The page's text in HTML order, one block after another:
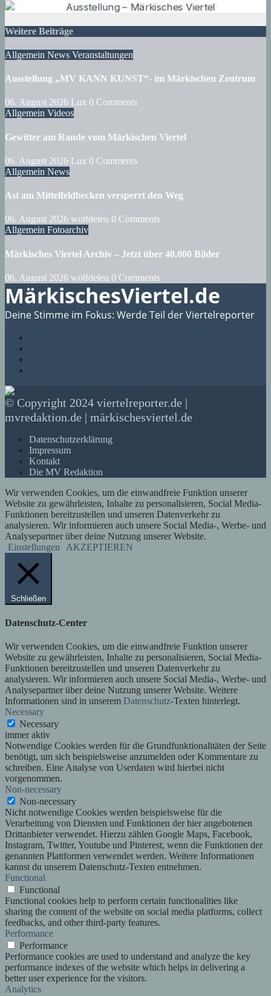
Weitere Beiträge
Allgemein News Veranstaltungen
Ausstellung „MV KANN KUNST“- im Märkischen Zentrum
06. August 2026 Lux 0 Comments
Allgemein Videos
Gewitter am Rande vom Märkischen Viertel
06. August 2026 Lux 0 Comments
Allgemein News
Ast am Mittelfeldbecken versperrt den Weg
06. August 2026 wolfdeleu 0 Comments
Allgemein Fotoarchiv
Märkisches Viertel Archiv – Jetzt über 40.000 Bilder
06. August 2026 wolfdeleu 0 Comments
MärkischesViertel.de
Deine Stimme im Fokus: Werde Teil der Viertelreporter
© Copyright 2024 viertelreporter.de |
mvredaktion.de | märkischesviertel.de
Datenschutzerklärung
Impressum
Kontakt
Die MV Redaktion
Wir verwenden Cookies, um die einwandfreie Funktion unserer
Website zu gewährleisten, Inhalte zu personalisieren, Social Media-
Funktionen bereitzustellen und unseren Datenverkehr zu
analysieren. Wir informieren auch unsere Social Media-, Werbe- und
Analysepartner über deine Nutzung unserer Website.
Einstellungen
AKZEPTIEREN
Schließen
Datenschutz-Center
Wir verwenden Cookies, um die einwandfreie Funktion unserer
Website zu gewährleisten, Inhalte zu personalisieren, Social Media-
Funktionen bereitzustellen und unseren Datenverkehr zu
analysieren. Wir informieren auch unsere Social Media-, Werbe- und
Analysepartner über deine Nutzung unserer Website. Weitere
Informationen sind in unserem Datenschutz-Texten hinterlegt.
Necessary
Necessary
immer aktiv
Notwendige Cookies werden für die Grundfunktionalitäten der Seite
benötigt, um sich beispielsweise anzumelden oder Kommentare zu
schreiben. Eine Analyse von Userdaten wird hierbei nicht
vorgenommen.
Non-necessary
Non-necessary
Nicht notwendige Cookies werden beispielsweise für die
Verarbeitung von Diensten und Funktionen der hier angebotenen
Drittanbieter verwendet. Hierzu zählen Google Maps, Facebook,
Instagram, Twitter, Youtube und Pinterest, wenn die Funktionen der
genannten Plattformen verwendet werden. Weitere Informationen
kannst du unserem Datenschutz-Texten entnehmen.
Functional
Functional
Functional cookies help to perform certain functionalities like
sharing the content of the website on social media platforms, collect
feedbacks, and other third-party features.
Performance
Performance
Performance cookies are used to understand and analyze the key
performance indexes of the website which helps in delivering a
better user experience for the visitors.
Analytics